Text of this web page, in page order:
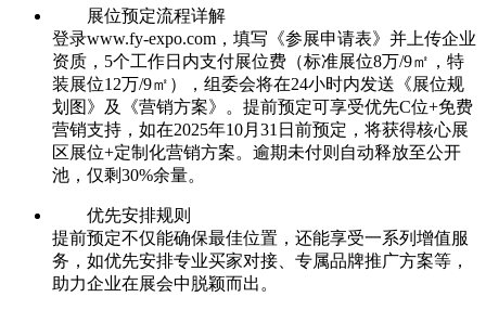
展位预定流程详解
登录www.fy-expo.com，填写《参展申请表》并上传企业
资质，5个工作日内支付展位费（标准展位8万/9㎡，特
装展位12万/9㎡），组委会将在24小时内发送《展位规
划图》及《营销方案》。提前预定可享受优先C位+免费
营销支持，如在2025年10月31日前预定，将获得核心展
区展位+定制化营销方案。逾期未付则自动释放至公开
池，仅剩30%余量。
优先安排规则
提前预定不仅能确保最佳位置，还能享受一系列增值服
务，如优先安排专业买家对接、专属品牌推广方案等，
助力企业在展会中脱颖而出。